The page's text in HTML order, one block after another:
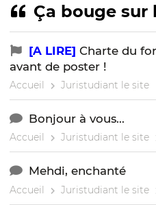
Ça bouge sur
[A LIRE] Charte du
avant de poster !
Accueil Juristudiant le site
Bonjour à vous...
Accueil Juristudiant le site
Mehdi, enchanté
Accueil Juristudiant le site